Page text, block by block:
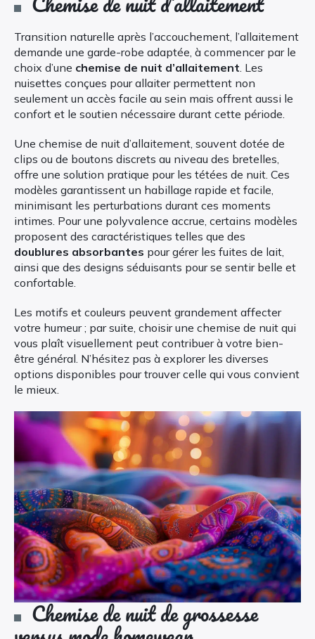
Transition naturelle après l’accouchement, l’allaitement
demande une garde-robe adaptée, à commencer par le
choix d’une chemise de nuit d’allaitement. Les
nuisettes conçues pour allaiter permettent non
seulement un accès facile au sein mais offrent aussi le
confort et le soutien nécessaire durant cette période.
Une chemise de nuit d’allaitement, souvent dotée de
clips ou de boutons discrets au niveau des bretelles,
offre une solution pratique pour les tétées de nuit. Ces
modèles garantissent un habillage rapide et facile,
minimisant les perturbations durant ces moments
intimes. Pour une polyvalence accrue, certains modèles
proposent des caractéristiques telles que des
doublures absorbantes pour gérer les fuites de lait,
ainsi que des designs séduisants pour se sentir belle et
confortable.
Les motifs et couleurs peuvent grandement affecter
votre humeur ; par suite, choisir une chemise de nuit qui
vous plaît visuellement peut contribuer à votre bien-
être général. N’hésitez pas à explorer les diverses
options disponibles pour trouver celle qui vous convient
le mieux.
Chemise de nuit de grossesse